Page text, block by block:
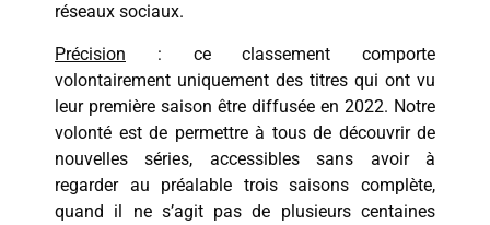
réseaux sociaux.
Précision : ce classement comporte
volontairement uniquement des titres qui ont vu
leur première saison être diffusée en 2022. Notre
volonté est de permettre à tous de découvrir de
nouvelles séries, accessibles sans avoir à
regarder au préalable trois saisons complète,
quand il ne s’agit pas de plusieurs centaines